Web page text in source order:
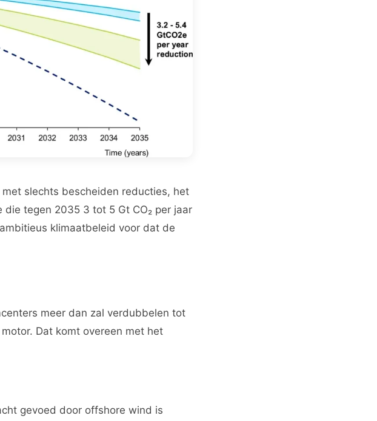
slechts bescheiden reducties, het
tegen 2035 3 tot 5 Gt CO₂ per jaar
klimaatbeleid voor dat de
meer dan zal verdubbelen tot
Dat komt overeen met het
gevoed door offshore wind is